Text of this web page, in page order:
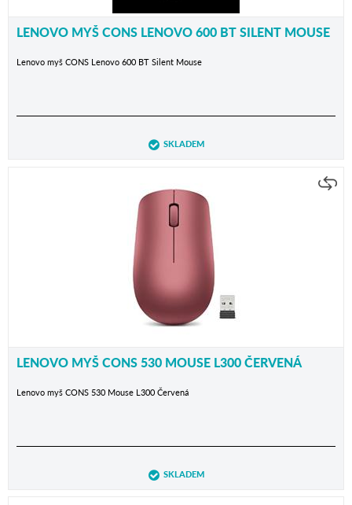
LENOVO MYŠ CONS LENOVO 600 BT SILENT MOUSE
Lenovo myš CONS Lenovo 600 BT Silent Mouse
SKLADEM
LENOVO MYŠ CONS 530 MOUSE L300 ČERVENÁ
Lenovo myš CONS 530 Mouse L300 Červená
SKLADEM